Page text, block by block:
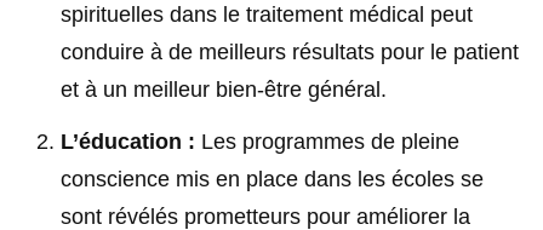
spirituelles dans le traitement médical peut
conduire à de meilleurs résultats pour le patient
et à un meilleur bien-être général.
L’éducation : Les programmes de pleine
conscience mis en place dans les écoles se
sont révélés prometteurs pour améliorer la